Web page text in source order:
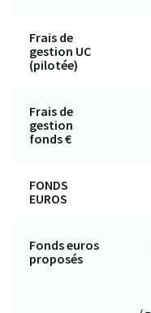
Frais de
gestion UC
(pilotée)
Frais de
gestion
fonds €
FONDS
EUROS
Fonds euros
proposés